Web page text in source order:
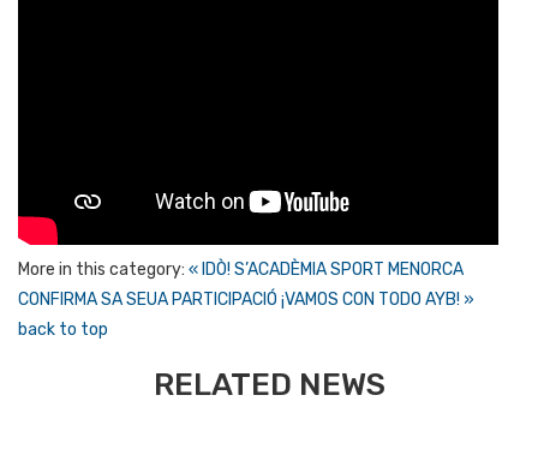
More in this category: « IDÒ! S’ACADÈMIA SPORT MENORCA
CONFIRMA SA SEUA PARTICIPACIÓ ¡VAMOS CON TODO AYB! »
back to top
RELATED NEWS